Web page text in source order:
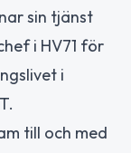
sin tjänst
i HV71 för
i
till och med